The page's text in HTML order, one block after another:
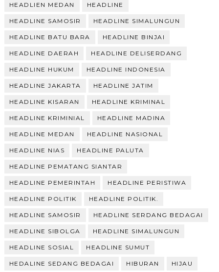
HEADLIEN MEDAN HEADLINE
HEADLINE SAMOSIR HEADLINE SIMALUNGUN
HEADLINE BATU BARA HEADLINE BINJAI
HEADLINE DAERAH HEADLINE DELISERDANG
HEADLINE HUKUM HEADLINE INDONESIA
HEADLINE JAKARTA HEADLINE JATIM
HEADLINE KISARAN HEADLINE KRIMINAL
HEADLINE KRIMINIAL HEADLINE MADINA
HEADLINE MEDAN HEADLINE NASIONAL
HEADLINE NIAS HEADLINE PALUTA
HEADLINE PEMATANG SIANTAR
HEADLINE PEMERINTAH HEADLINE PERISTIWA
HEADLINE POLITIK HEADLINE POLITIK.
HEADLINE SAMOSIR HEADLINE SERDANG BEDAGAI
HEADLINE SIBOLGA HEADLINE SIMALUNGUN
HEADLINE SOSIAL HEADLINE SUMUT
HEDALINE SEDANG BEDAGAI HIBURAN HIJAU